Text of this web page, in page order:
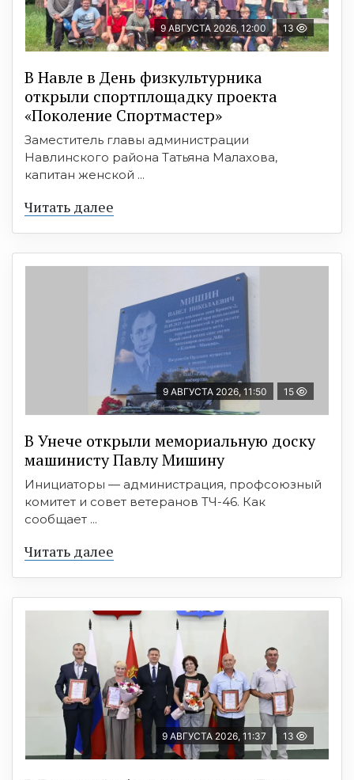
9 АВГУСТА 2026, 12:00 13
В Навле в День физкультурника
открыли спортплощадку проекта
«Поколение Спортмастер»
Заместитель главы администрации
Навлинского района Татьяна Малахова,
капитан женской ...
Читать далее
9 АВГУСТА 2026, 11:50 15
В Унече открыли мемориальную доску
машинисту Павлу Мишину
Инициаторы — администрация, профсоюзный
комитет и совет ветеранов ТЧ-46. Как
сообщает ...
Читать далее
9 АВГУСТА 2026, 11:37 13